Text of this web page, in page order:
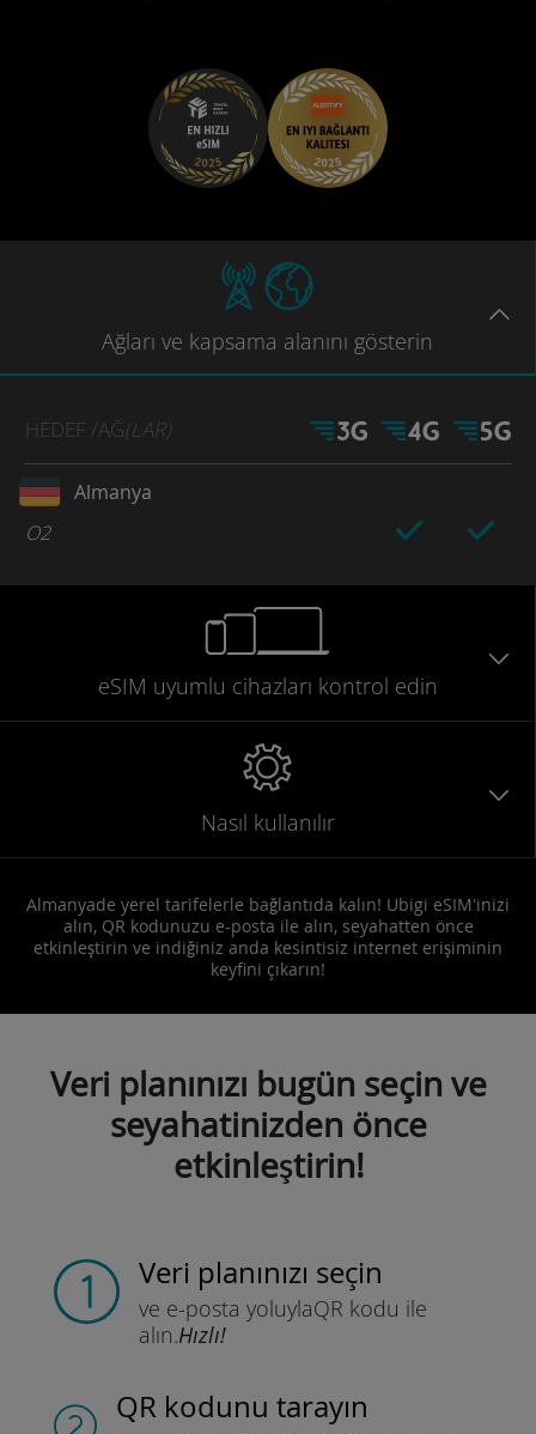
Ağları ve kapsama alanını gösterin
HEDEF /AĞ(LAR)
Almanya
O2
eSIM uyumlu cihazları kontrol edin
Nasıl kullanılır
Almanyade yerel tarifelerle bağlantıda kalın! Ubigi eSIM'inizi
alın, QR kodunuzu e-posta ile alın, seyahatten önce
etkinleştirin ve indiğiniz anda kesintisiz internet erişiminin
keyfini çıkarın!
Veri planınızı bugün seçin ve
seyahatinizden önce
etkinleştirin!
Veri planınızı seçin
ve e-posta yoluylaQR kodu ile
alın.Hızlı!
QR kodunu tarayın